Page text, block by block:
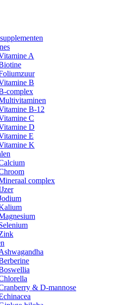
A
B
complex
B-12
C
D
E
K
complex
& D-mannose